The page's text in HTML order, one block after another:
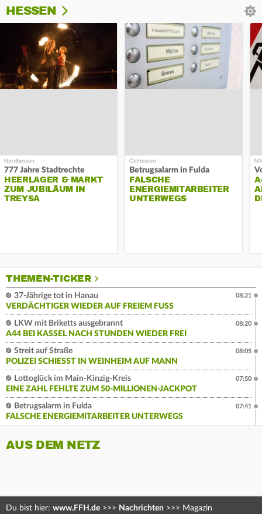
HESSEN
777 Jahre Stadtrechte
HEERLAGER & MARKT
ZUM JUBILÄUM IN
TREYSA
Betrugsalarm in Fulda
FALSCHE
ENERGIEMITARBEITER
UNTERWEGS
THEMEN-TICKER
37-Jährige tot in Hanau
VERDÄCHTIGER WIEDER AUF FREIEM FUSS
08:21
LKW mit Briketts ausgebrannt
A44 BEI KASSEL NACH STUNDEN WIEDER FREI
08:20
Streit auf Straße
POLIZEI SCHIESST IN WEINHEIM AUF MANN
08:05
Lottoglück im Main-Kinzig-Kreis
EINE ZAHL FEHLTE ZUM 50-MILLIONEN-JACKPOT
07:50
Betrugsalarm in Fulda
FALSCHE ENERGIEMITARBEITER UNTERWEGS
07:41
AUS DEM NETZ
Du bist hier: www.FFH.de >>> Nachrichten >>> Magazin